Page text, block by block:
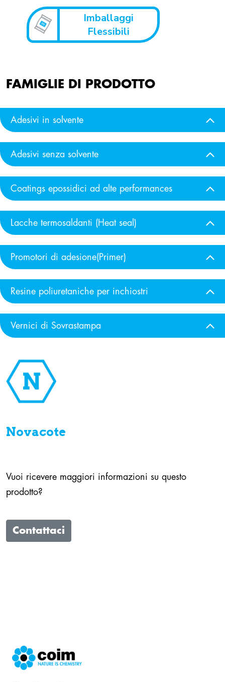
Imballaggi
Flessibili
FAMIGLIE DI PRODOTTO
Adesivi in solvente
Adesivi senza solvente
Coatings epossidici ad alte performances
Lacche termosaldanti (Heat seal)
Promotori di adesione(Primer)
Resine poliuretaniche per inchiostri
Vernici di Sovrastampa
Novacote
Vuoi ricevere maggiori informazioni su questo
prodotto?
Contattaci